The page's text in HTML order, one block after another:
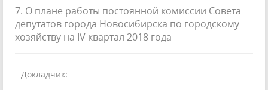
7. О плане работы постоянной комиссии Совета
депутатов города Новосибирска по городскому
хозяйству на IV квартал 2018 года
Докладчик: